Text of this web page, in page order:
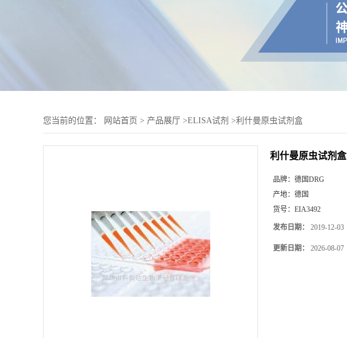
您当前的位置： 网站首页 > 产品展厅 >ELISA试剂 >利什曼原虫试剂盒
利什曼原虫试剂盒
品牌： 德国DRG
产地： 德国
货号： EIA3492
发布日期： 2019-12-03
更新日期： 2026-08-07